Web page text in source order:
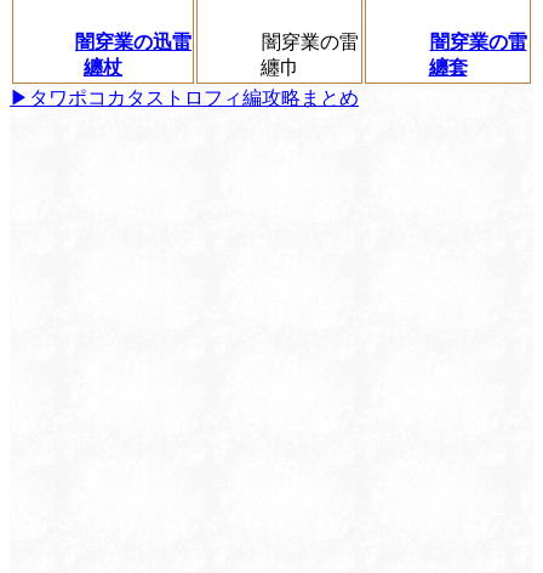
闇穿業の迅雷
纏杖
闇穿業の雷
纏巾
闇穿業の雷
纏套
▶タワポコカタストロフィ編攻略まとめ